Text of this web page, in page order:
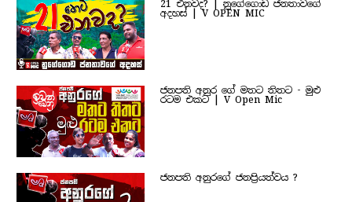
21 එනවද? | නුගේගොඩ ජනතාවගේ
අදහස් | V OPEN MIC
ජනපති අනුර ගේ මතට තිතට - මුළු
රටම එකට | V Open Mic
ජනපති අනුරගේ ජනප්‍රියත්වය ?